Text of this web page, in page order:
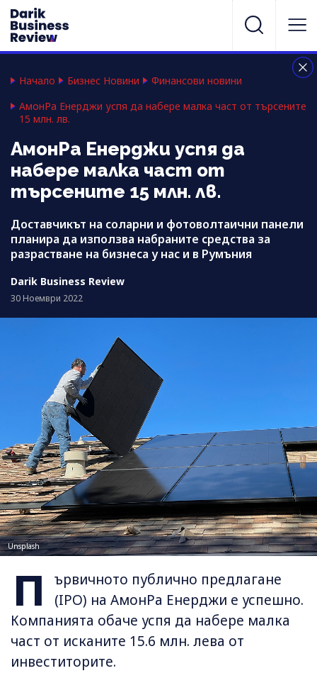
Начало Бизнес Новини
Финансови новини
АмонРа Енерджи успя да набере малка част от търсените
15 млн. лв.
АмонРа Енерджи успя да
набере малка част от
търсените 15 млн. лв.
Доставчикът на соларни и фотоволтаични панели
планира да използва набраните средства за
разрастване на бизнеса у нас и в Румъния
Darik Business Review
30 Ноември 2022
Unsplash
П
ървичното публично предлагане
(IPO) на АмонРа Енерджи е успешно.
Компанията обаче успя да набере малка
част от исканите 15.6 млн. лева от
инвеститорите.